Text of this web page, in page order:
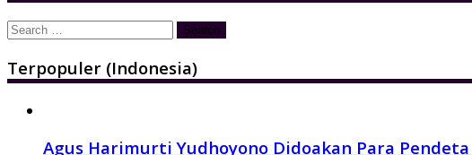
Search
Terpopuler (Indonesia)
Agus Harimurti Yudhoyono Didoakan Para Pendeta